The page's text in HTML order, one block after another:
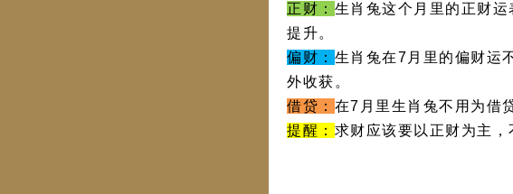
正财： 生肖兔这个月里的正财
提升。
偏财： 生肖兔在7月里的偏财运
外收获。
借贷： 在7月里生肖兔不用为借
提醒： 求财应该要以正财为主，